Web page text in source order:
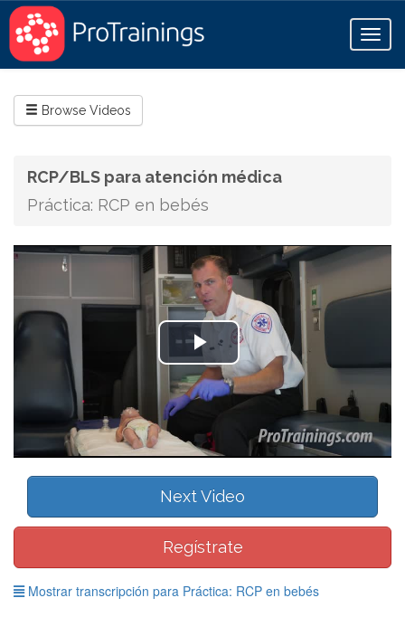
Browse Videos
RCP/BLS para atención médica
Práctica: RCP en bebés
Play
Video
Next Video
Regístrate
Mostrar transcripción para Práctica: RCP en bebés